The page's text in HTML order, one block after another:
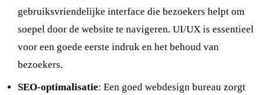
gebruiksvriendelijke interface die bezoekers helpt om
soepel door de website te navigeren. UI/UX is essentieel
voor een goede eerste indruk en het behoud van
bezoekers.
SEO-optimalisatie: Een goed webdesign bureau zorgt